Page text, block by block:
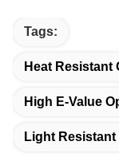
Tags:
Heat Resistant
High E-Value
Light Resistant